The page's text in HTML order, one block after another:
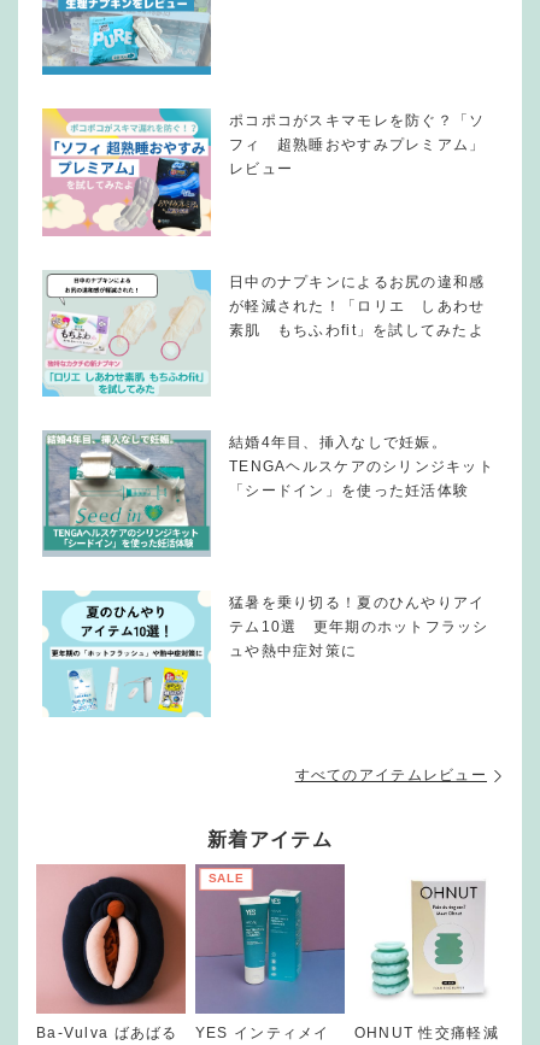
ポコポコがスキマモレを防ぐ？「ソ
フィ 超熟睡おやすみプレミアム」
レビュー
日中のナプキンによるお尻の違和感
が軽減された！「ロリエ しあわせ
素肌 もちふわfit」を試してみたよ
結婚4年目、挿入なしで妊娠。
TENGAヘルスケアのシリンジキット
「シードイン」を使った妊活体験
猛暑を乗り切る！夏のひんやりアイ
テム10選 更年期のホットフラッシ
ュや熱中症対策に
すべてのアイテムレビュー
新着アイテム
Ba-Vulva ばあばる
SALE
YES インティメイ
OHNUT 性交痛軽減